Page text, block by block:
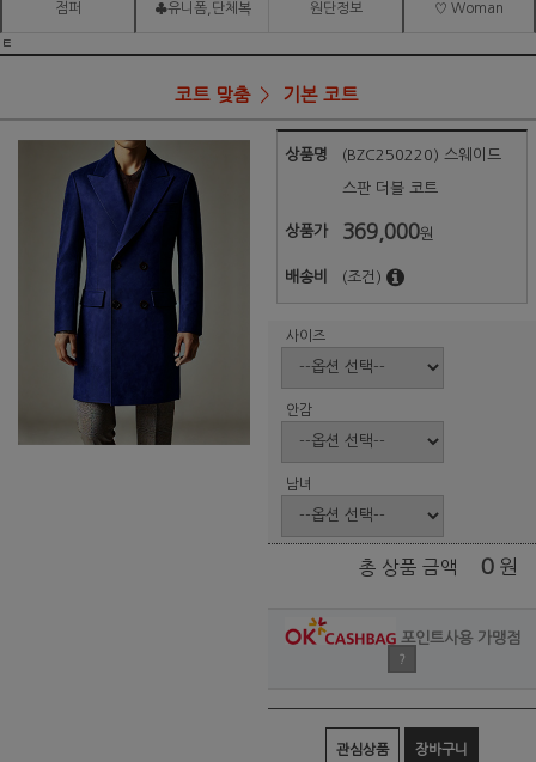
점퍼 ♣유니폼,단체복 원단정보 ♡ Woman
ㅌ
코트 맞춤 기본 코트
상품명 (BZC250220) 스웨이드
스판 더블 코트
상품가 369,000원
배송비 (조건)
사이즈
안감
남녀
총 상품 금액 0 원
포인트사용 가맹점
?
관심상품 장바구니